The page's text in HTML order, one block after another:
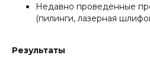
Недавно проведенные
(пилинги, лазерная
Результаты